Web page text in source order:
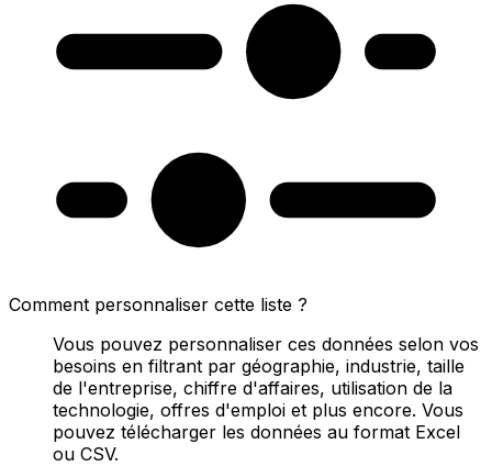
Comment personnaliser cette liste ?
Vous pouvez personnaliser ces données selon vos
besoins en filtrant par géographie, industrie, taille
de l'entreprise, chiffre d'affaires, utilisation de la
technologie, offres d'emploi et plus encore. Vous
pouvez télécharger les données au format Excel
ou CSV.